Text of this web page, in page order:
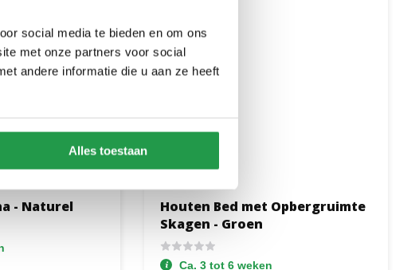
social media te bieden en om ons
met onze partners voor social
andere informatie die u aan ze heeft
Alles toestaan
- Naturel
Houten Bed met Opbergruimte
Skagen - Groen
Ca. 3 tot 6 weken